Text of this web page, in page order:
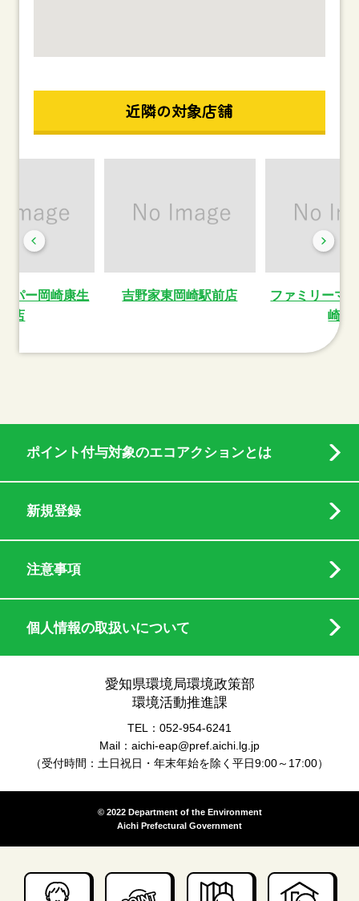
近隣の対象店舗
パー岡崎康生
店
吉野家東岡崎駅前店
ファミリーマ
崎駅
ポイント付与対象のエコアクションとは
新規登録
注意事項
個人情報の取扱いについて
愛知県環境局環境政策部
環境活動推進課
TEL：052-954-6241
Mail：aichi-eap@pref.aichi.lg.jp
（受付時間：土日祝日・年末年始を除く平日9:00～17:00）
© 2022 Department of the Environment
Aichi Prefectural Government